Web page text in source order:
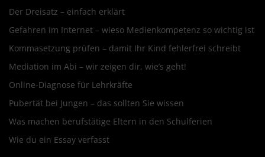
Der Dreisatz – einfach erklärt
Gefahren im Internet – wieso Medienkompetenz so wichtig ist
Kommasetzung prüfen – damit Ihr Kind fehlerfrei schreibt
Mediation im Abi – wir zeigen dir, wie’s geht!
Online-Diagnose für Lehrkräfte
Pubertät bei Jungen – das sollten Sie wissen
Was machen berufstätige Eltern in den Schulferien
Wie du ein Essay verfasst